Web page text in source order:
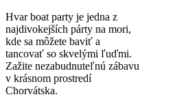
Hvar boat party je jedna z
najdivokejších párty na mori,
kde sa môžete baviť a
tancovať so skvelými ľuďmi.
Zažite nezabudnuteľnú zábavu
v krásnom prostredí
Chorvátska.